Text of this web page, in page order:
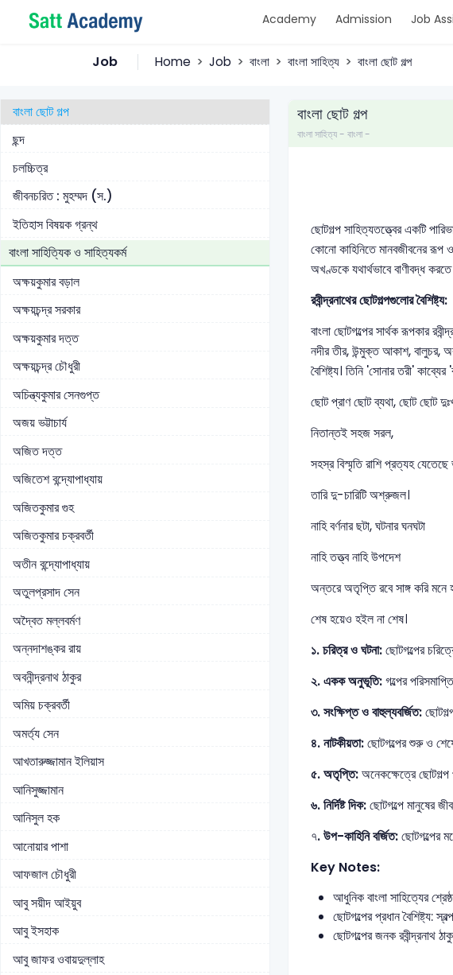
Academy Admission Job
Job Home Job বাংলা বাংলা সাহিত্য বাংলা ছোট গল্প
বিখ্যাত ভ্রমণকাহিনী (বাংলায়)
বিখ্যাত রম্যরচনা (বাংলায়)
বাংলা ছোট গল্প
ছন্দ
চলচ্চিত্র
জীবনচরিত : মুহম্মদ (স.)
ইতিহাস বিষয়ক গ্রন্থ
বাংলা সাহিত্যিক ও সাহিত্যকর্ম
অক্ষয়কুমার বড়াল
অক্ষয়চন্দ্র সরকার
অক্ষয়কুমার দত্ত
অক্ষয়চন্দ্র চৌধুরী
অচিন্ত্যকুমার সেনগুপ্ত
অজয় ভট্টাচার্য
অজিত দত্ত
অজিতেশ বন্দ্যোপাধ্যায়
অজিতকুমার গুহ
অজিতকুমার চক্রবর্তী
অতীন বন্দ্যোপাধ্যায়
অতুলপ্রসাদ সেন
অদ্বৈত মল্লবর্মণ
অন্নদাশঙ্কর রায়
অবনীন্দ্রনাথ ঠাকুর
অমিয় চক্রবর্তী
অমর্ত্য সেন
আখতারুজ্জামান ইলিয়াস
আনিসুজ্জামান
আনিসুল হক
আনোয়ার পাশা
আফজাল চৌধুরী
আবু সয়ীদ আইয়ুব
আবু ইসহাক
আবু জাফর ওবায়দুল্লাহ
বাংলা ছোট গল্প
বাংলা সাহিত্য - বাংলা -
ছোটগল্প সাহিত্যতত্ত্বের একটি
কোনো কাহিনিতে মানবজীবনের রূপ
অখণ্ডকে যথার্থভাবে বাণীবদ্ধ
রবীন্দ্রনাথের ছোটগল্পগুলোর বৈশিষ্ট্য:
বাংলা ছোটগল্পের সার্থক রূপকার
নদীর তীর, উন্মুক্ত আকাশ, বালুচর,
বৈশিষ্ট্য। তিনি 'সোনার তরী'
ছোট প্রাণ ছোট ব্যথা, ছোট ছোট
নিতান্তই সহজ সরল,
সহস্র বিস্মৃতি রাশি প্রত্যহ যেতেছে
তারি দু-চারিটি অশ্রুজল।
নাহি বর্ণনার ছটা, ঘটনার ঘনঘটা
নাহি তত্ত্ব নাহি উপদেশ
অন্তরে অতৃপ্তি রবে সাঙ্গ করি মনে
শেষ হয়েও হইল না শেষ।
১. চরিত্র ও ঘটনা:ছোটগল্পের
২. একক অনুভূতি:গল্পের
৩. সংক্ষিপ্ত ও বাহুল্যবর্জিত:
৪. নাটকীয়তা:ছোটগল্পের শুরু ও
৫. অতৃপ্তি:অনেকক্ষেত্রে ছোটগল্প
৬. নির্দিষ্ট দিক:ছোটগল্পে মানুষের
৭. উপ-কাহিনি বর্জিত:ছোটগল্পের
Key Notes:
আধুনিক বাংলা সাহিত্যের
ছোটগল্পের প্রধান বৈশিষ্ট্য:
ছোটগল্পের জনক রবীন্দ্রনাথ